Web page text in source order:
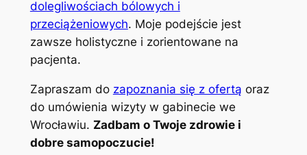
dolegliwościach bólowych i
przeciążeniowych. Moje podejście jest
zawsze holistyczne i zorientowane na
pacjenta.
Zapraszam do zapoznania się z ofertą oraz
do umówienia wizyty w gabinecie we
Wrocławiu. Zadbam o Twoje zdrowie i
dobre samopoczucie!